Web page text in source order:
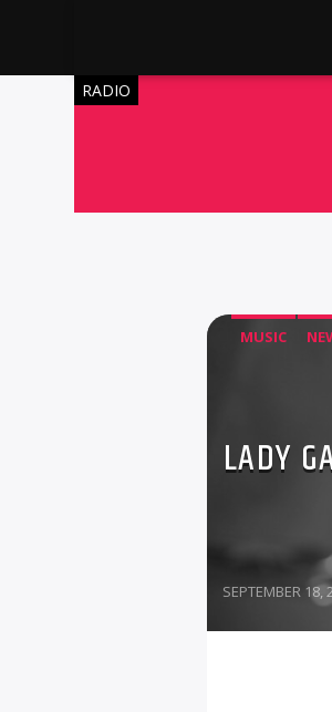
RADIO
MUSIC
LADY
SEPTEMBER 18,